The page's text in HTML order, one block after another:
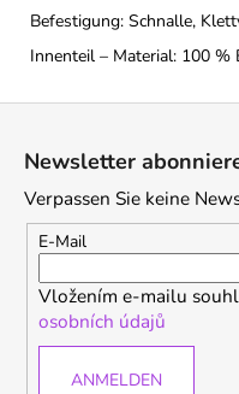
Befestigung: Schnalle,
Innenteil – Material: 100
Newsletter
Verpassen Sie keine
E-Mail
Vložením e-mailu
osobních údajů
ANMELDEN